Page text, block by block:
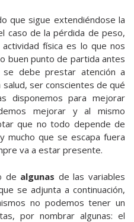
que sigue extendiéndose la
caso de la pérdida de peso,
física es lo que nos
buen punto de partida antes
se debe prestar atención a
ser conscientes de qué
disponemos para mejorar
mejorar y al mismo
que no todo depende de
mucho que se escapa fuera
va a estar presente.
de algunas de las variables
se adjunta a continuación,
no podemos tener un
por nombrar algunas: el